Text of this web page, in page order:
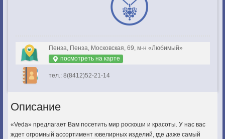
Пенза, Пенза, Московская, 69, м-н «Любимый»
посмотреть на карте
тел.: 8(8412)52-21-14
Описание
«Veda» предлагает Вам посетить мир роскоши и красоты. У нас вас
ждет огромный ассортимент ювелирных изделий, где даже самый